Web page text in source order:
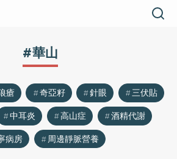
#華山
瘡 奇亞籽 針眼
三伏貼
中耳炎 高山症
酒精代謝
病房
周邊靜脈營養